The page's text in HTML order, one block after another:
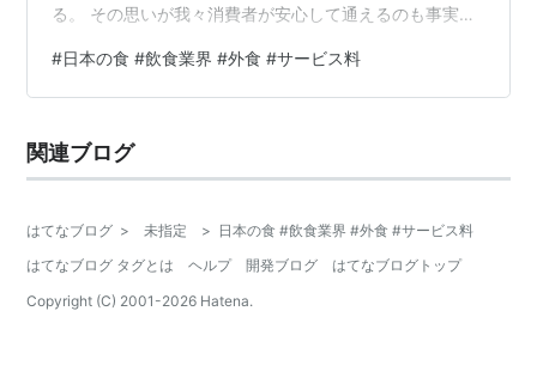
る。 その思いが我々消費者が安心して通えるのも事実
ビス料」は必要か否か賛否両論あるが、 ⑴おしぼり ⑵テ
ーブルクロスやナフキン ⑶無料のお茶や水 ⑷アルコール
す。 もしも、飲食店のメニューに ・おしぼり ￥100 ・
割りばし ￥50 ・トイレ使用料 ￥300 ・技術料 ￥2,000
#日本の食 #飲食業界 #外食 #サービス料
関連ブログ
はてなブログ > 未指定 > 日本の食 #飲食業界 #外食 #サービス料
はてなブログ タグとは
ヘルプ 開発ブログ
はてなブログトップ
Copyright (C) 2001-2026 Hatena.